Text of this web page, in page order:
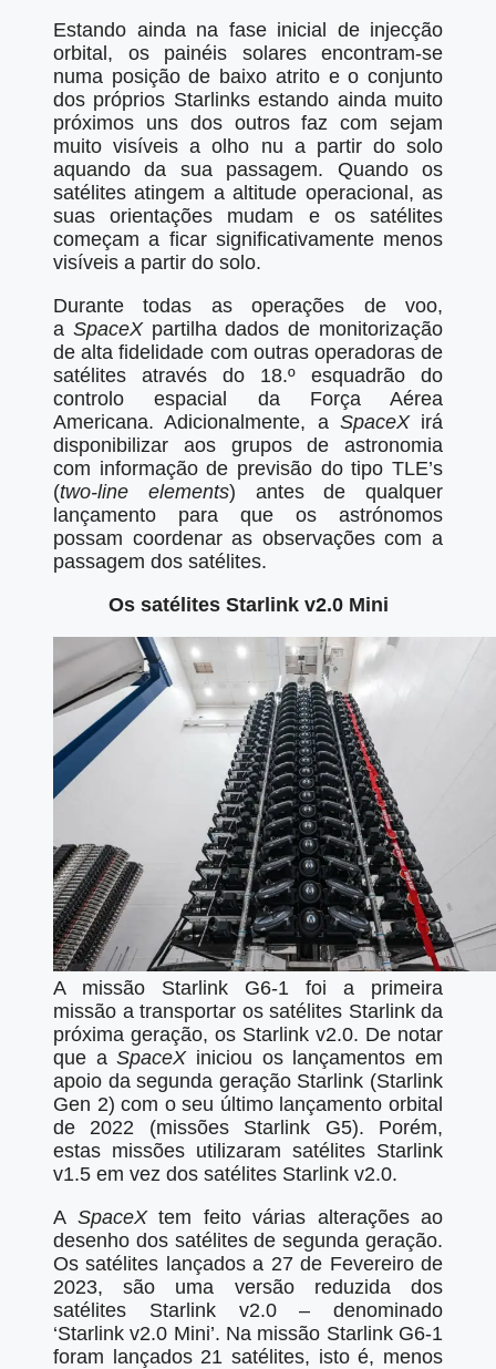
Estando ainda na fase inicial de injecção
orbital, os painéis solares encontram-se
numa posição de baixo atrito e o conjunto
dos próprios Starlinks estando ainda muito
próximos uns dos outros faz com sejam
muito visíveis a olho nu a partir do solo
aquando da sua passagem. Quando os
satélites atingem a altitude operacional, as
suas orientações mudam e os satélites
começam a ficar significativamente menos
visíveis a partir do solo.
Durante todas as operações de voo,
a SpaceXpartilha dados de monitorização
de alta fidelidade com outras operadoras de
satélites através do 18.º esquadrão do
controlo espacial da Força Aérea
Americana. Adicionalmente, a SpaceXirá
disponibilizar aos grupos de astronomia
com informação de previsão do tipo TLE’s
(two-line elements) antes de qualquer
lançamento para que os astrónomos
possam coordenar as observações com a
passagem dos satélites.
Os satélites Starlink v2.0 Mini
A missão Starlink G6-1 foi a primeira
missão a transportar os satélites Starlink da
próxima geração, os Starlink v2.0. De notar
que aSpaceXiniciou os lançamentos em
apoio da segunda geração Starlink (Starlink
Gen 2) com o seu último lançamento orbital
de 2022 (missões Starlink G5). Porém,
estas missões utilizaram satélites Starlink
v1.5 em vez dos satélites Starlink v2.0.
A SpaceXtem feito várias alterações ao
desenho dos satélites de segunda geração.
Os satélites lançados a 27 de Fevereiro de
2023, são uma versão reduzida dos
satélites Starlink v2.0 – denominado
‘Starlink v2.0 Mini’. Na missão Starlink G6-1
foram lançados 21 satélites, isto é, menos